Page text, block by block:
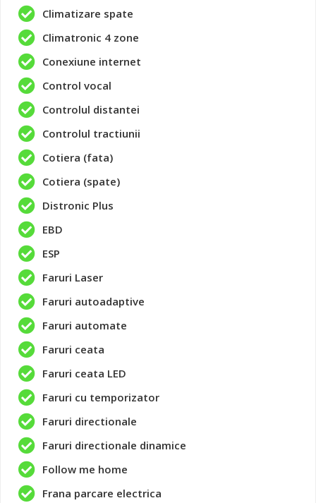
Climatizare spate
Climatronic 4 zone
Conexiune internet
Control vocal
Controlul distantei
Controlul tractiunii
Cotiera (fata)
Cotiera (spate)
Distronic Plus
EBD
ESP
Faruri Laser
Faruri autoadaptive
Faruri automate
Faruri ceata
Faruri ceata LED
Faruri cu temporizator
Faruri directionale
Faruri directionale dinamice
Follow me home
Frana parcare electrica